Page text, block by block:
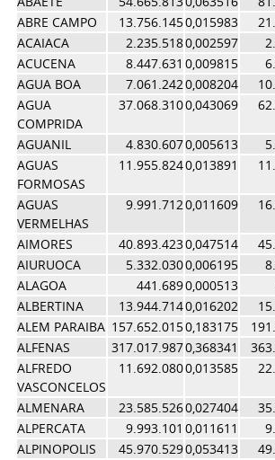
ABRE CAMPO
13.756.1450,015983
ACAIACA
2.235.5180,002597
ACUCENA
8.447.631 0,009815
AGUA BOA
7.061.2420,008204
AGUA
COMPRIDA
37.068.3100,043069
AGUANIL 4.830.6070,005613
AGUAS
FORMOSAS
11.955.8240,013891
AGUAS
VERMELHAS
9.991.7120,011609
AIMORES 40.893.4230,047514
AIURUOCA
5.332.0300,006195
ALAGOA
441.6890,000513
ALBERTINA
13.944.7140,016202
ALEM PARAIBA 157.652.0150,183175
ALFENAS
317.017.9870,368341
ALFREDO
VASCONCELOS
11.692.0800,013585
ALMENARA 23.585.5260,027404
ALPERCATA
9.993.101 0,011611
ALPINOPOLIS
45.970.5290,053413